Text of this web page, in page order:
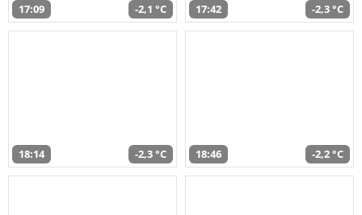
17:09 -2,1 °C 17:42 -2,3 °C
18:14 -2,3 °C 18:46 -2,2 °C